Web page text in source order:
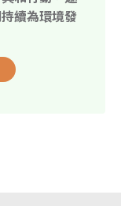
續為環境發